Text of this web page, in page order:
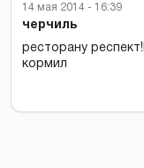
14 мая 2014 - 16:39
черчиль
ресторану
кормил